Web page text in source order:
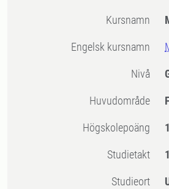
Kursnamn
Engelsk kursnamn
Nivå
Huvudområde
högskolepoäng
Studietakt
Studieort